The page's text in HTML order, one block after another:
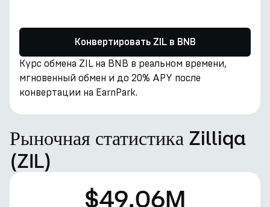
Конвертировать ZIL в BNB
Курс обмена ZIL на BNB в реальном времени,
мгновенный обмен и до 20% APY после
конвертации на EarnPark.
Рыночная статистика Zilliqa
(ZIL)
$49.06M